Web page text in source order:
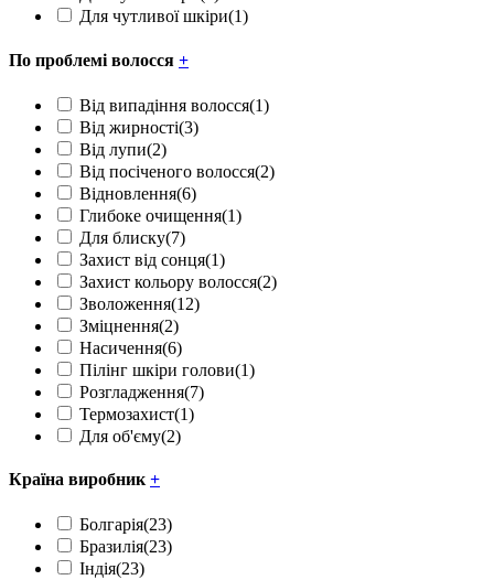
Для чутливої шкіри(1)
По проблемі волосся +
Від випадіння волосся(1)
Від жирності(3)
Від лупи(2)
Від посіченого волосся(2)
Відновлення(6)
Глибоке очищення(1)
Для блиску(7)
Захист від сонця(1)
Захист кольору волосся(2)
Зволоження(12)
Зміцнення(2)
Насичення(6)
Пілінг шкіри голови(1)
Розгладження(7)
Термозахист(1)
Для об'єму(2)
Країна виробник +
Болгарія(23)
Бразилія(23)
Індія(23)